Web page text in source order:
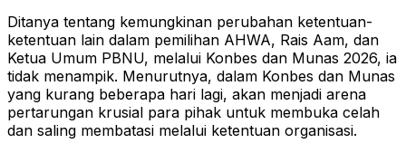
Ditanya tentang kemungkinan perubahan ketentuan-
ketentuan lain dalam pemilihan AHWA, Rais Aam, dan
Ketua Umum PBNU, melalui Konbes dan Munas 2026, ia
tidak menampik. Menurutnya, dalam Konbes dan Munas
yang kurang beberapa hari lagi, akan menjadi arena
pertarungan krusial para pihak untuk membuka celah
dan saling membatasi melalui ketentuan organisasi.